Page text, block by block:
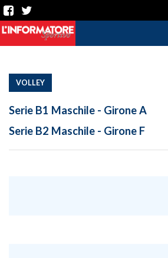
VOLLEY
Serie B1 Maschile - Girone A
Serie B2 Maschile - Girone F